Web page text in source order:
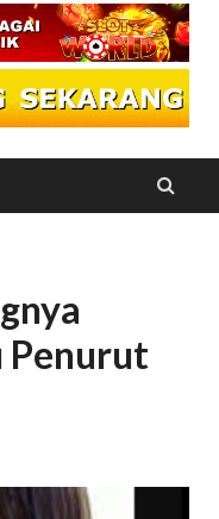
Penurut